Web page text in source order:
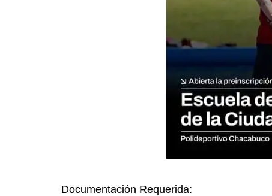
Documentación Requerida: